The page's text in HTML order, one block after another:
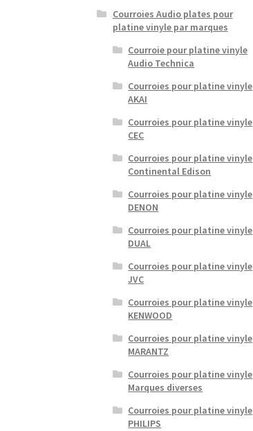
Courroies Audio plates pour
platine vinyle par marques
Courroie pour platine vinyle
Audio Technica
Courroies pour platine vinyle
AKAI
Courroies pour platine vinyle
CEC
Courroies pour platine vinyle
Continental Edison
Courroies pour platine vinyle
DENON
Courroies pour platine vinyle
DUAL
Courroies pour platine vinyle
JVC
Courroies pour platine vinyle
KENWOOD
Courroies pour platine vinyle
MARANTZ
Courroies pour platine vinyle
Marques diverses
Courroies pour platine vinyle
PHILIPS